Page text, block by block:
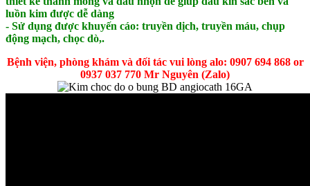
luồn kim được dễ dàng
- Sử dụng được khuyến cáo: truyền dịch, truyền máu, chụp
động mạch, chọc dò,.
Bệnh viện, phòng khám và đối tác vui lòng alo: 0907 694 868 or
0937 037 770 Mr Nguyên (Zalo)